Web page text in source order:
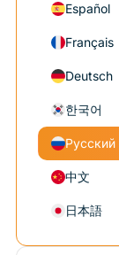
Español
Français
Deutsch
한국어
Русский
中文
日本語